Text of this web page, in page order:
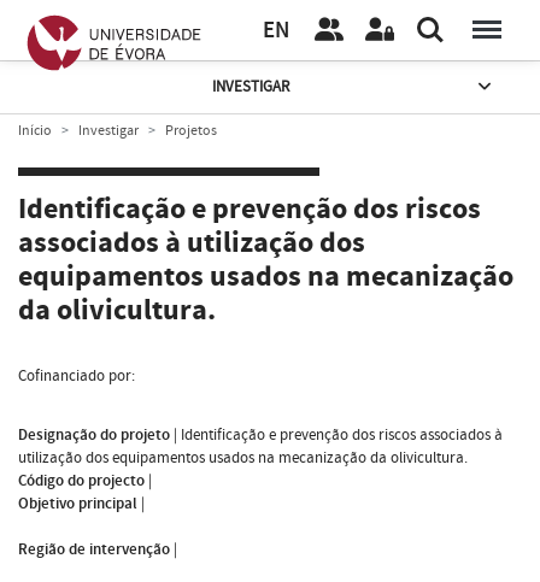
EN
INVESTIGAR
Início Investigar Projetos
Identificação e prevenção dos riscos
associados à utilização dos
equipamentos usados na mecanização
da olivicultura.
Cofinanciado por:
Designação do projeto | Identificação e prevenção dos riscos associados à
utilização dos equipamentos usados na mecanização da olivicultura.
Código do projecto |
Objetivo principal |
Região de intervenção |